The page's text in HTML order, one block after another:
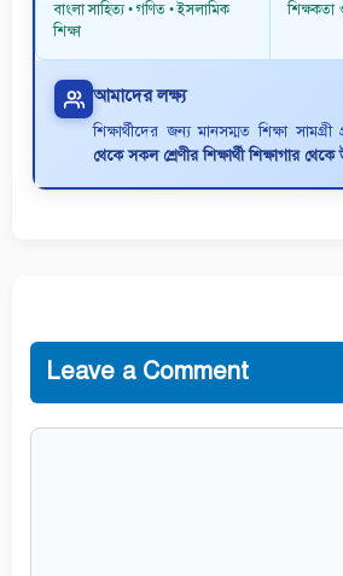
বাংলা সাহিত্য • গণিত • ইসলামিক
শিক্ষা
শিক্ষকতা
আমাদের লক্ষ্য
শিক্ষার্থীদের জন্য মানসম্মত শিক্ষা সামগ্রী
থেকে সকল শ্রেণীর শিক্ষার্থী শিক্ষাগার
Leave a Comment
Comment